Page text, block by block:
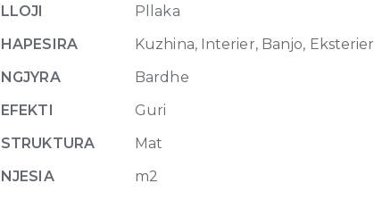
Matte
60
x
quantity
LLOJI
Pllaka
HAPESIRA
Kuzhina, Interier, Banjo, Eksterier
NGJYRA
Bardhe
EFEKTI
Guri
STRUKTURA
Mat
NJESIA
m2